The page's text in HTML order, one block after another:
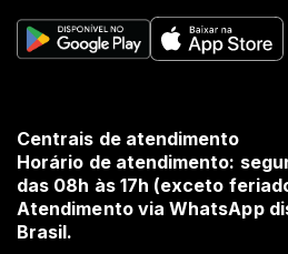
Centrais de atendimento
Horário de atendimento:
das 08h às 17h (exceto
Atendimento via WhatsApp
Brasil.